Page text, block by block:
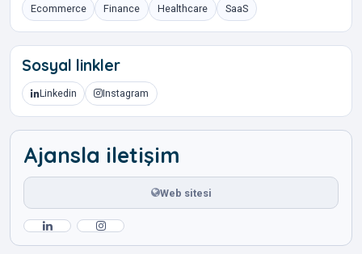
Ecommerce Finance Healthcare SaaS
Sosyal linkler
Linkedin Instagram
Ajansla iletişim
Web sitesi